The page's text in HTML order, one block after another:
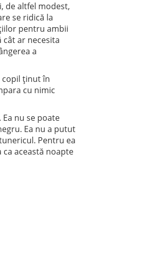
de altfel modest,
se ridică la
pentru ambii
ar necesita
a
copil ţinut în
cu nimic
nu se poate
Ea nu a putut
Pentru ea
această noapte